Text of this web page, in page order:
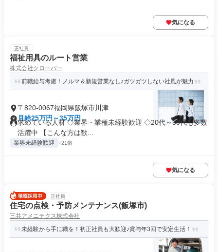
気になる
正社員
福祉用具のルート営業
株式会社クローバー
前職給与考慮！ノルマ＆新規営業なし♪ガツガツしない社風が魅力
〒820-0067福岡県飯塚市川津
月給25万円～35万円
求めている人材 ◇業界・業種未経験歓迎 ◇20代～30代も多数
活躍中 【こんな方は歓...
業界未経験歓迎 +21個
気になる
正社員
住宅の点検・予防メンテナンス(飯塚市)
三共アメニテクス株式会社
未経験から手に職を！初正社員も大歓迎♪賞与年3回で安定生活！